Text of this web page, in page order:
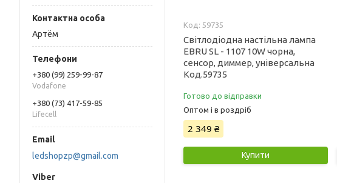
Артём
+380 (99) 259-99-87
Vodafone
+380 (73) 417-59-85
Lifecell
ledshopzp@gmail.com
59735
Світлодіодна настільна лампа
EBRU SL - 1107 10W чорна,
сенсор, диммер, універсальна
Код.59735
Готово до відправки
Оптом і в роздріб
2 349 ₴
Купити